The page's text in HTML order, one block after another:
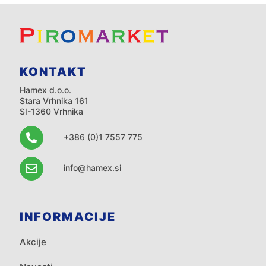
KONTAKT
Hamex d.o.o.
Stara Vrhnika 161
SI-1360 Vrhnika
+386 (0)1 7557 775
info@hamex.si
INFORMACIJE
Akcije